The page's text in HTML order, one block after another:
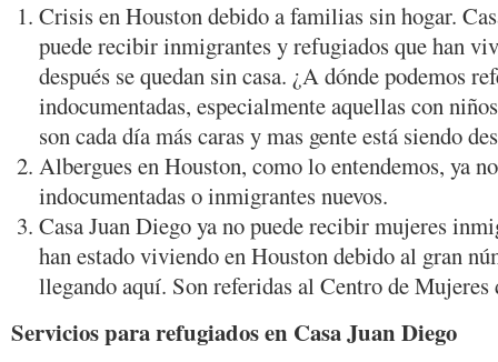
Crisis en Houston debido a familias sin hogar.
puede recibir inmigrantes y refugiados que han
después se quedan sin casa. ¿A dónde podemos
indocumentadas, especialmente aquellas con
son cada día más caras y mas gente está siendo
Albergues en Houston, como lo entendemos, ya
indocumentadas o inmigrantes nuevos.
Casa Juan Diego ya no puede recibir mujeres
han estado viviendo en Houston debido al gran
llegando aquí. Son referidas al Centro de Mujeres
Servicios para refugiados en Casa Juan Diego